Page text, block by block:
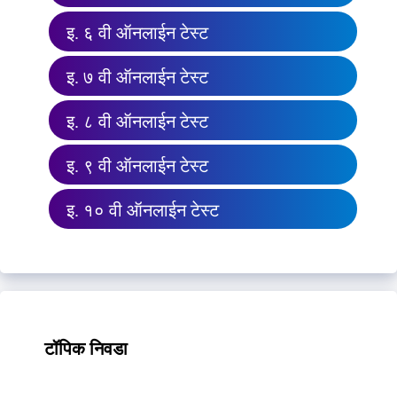
इ. ६ वी ऑनलाईन टेस्ट
इ. ७ वी ऑनलाईन टेस्ट
इ. ८ वी ऑनलाईन टेस्ट
इ. ९ वी ऑनलाईन टेस्ट
इ. १० वी ऑनलाईन टेस्ट
टॉपिक निवडा